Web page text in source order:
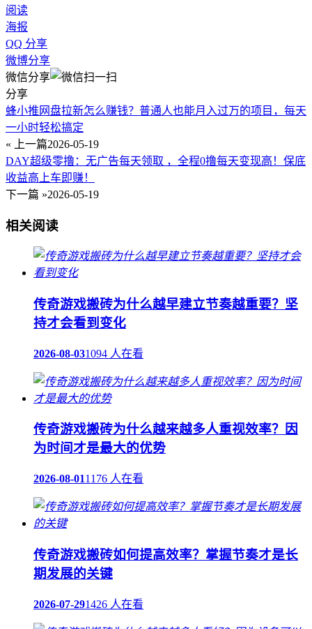
阅读
海报
QQ 分享
微博分享
微信分享
分享
蜂小推网盘拉新怎么赚钱？普通人也能月入过万的项目，每天
一小时轻松搞定
« 上一篇2026-05-19
DAY超级零撸：无广告每天领取 ，全程0撸每天变现高！保底
收益高上车即赚！
下一篇 »2026-05-19
相关阅读
传奇游戏搬砖为什么越早建立节奏越重要？坚
持才会看到变化
2026-08-031094 人在看
传奇游戏搬砖为什么越来越多人重视效率？因
为时间才是最大的优势
2026-08-011176 人在看
传奇游戏搬砖如何提高效率？掌握节奏才是长
期发展的关键
2026-07-291426 人在看